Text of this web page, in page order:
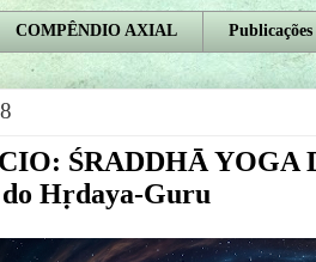
COMPÊNDIO AXIAL Publicações
ŚRADDHĀ YOGA
Hṛdaya-Guru